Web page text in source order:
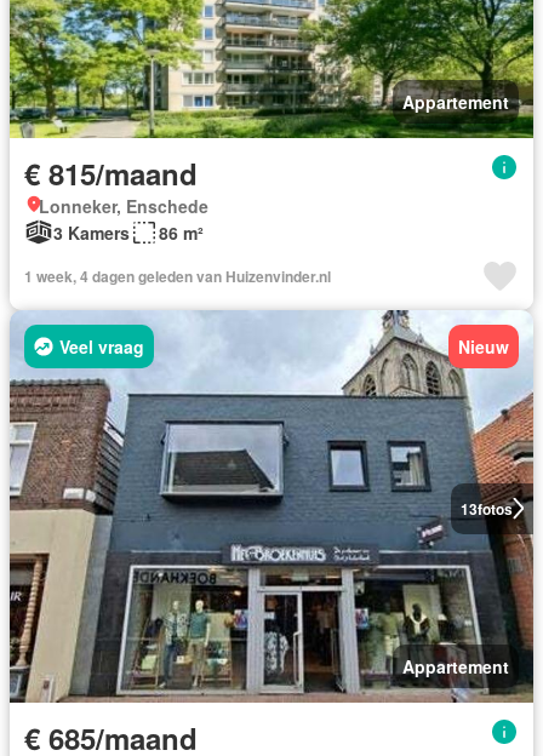
Appartement
€ 815/maand
Lonneker, Enschede
3 Kamers
86 m²
1 week, 4 dagen geleden van Huizenvinder.nl
13fotos
Veel vraag Nieuw
Appartement
€ 685/maand